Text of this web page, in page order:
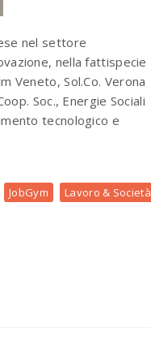
nel settore
nella fattispecie
Veneto, Sol.Co. Verona
Soc., Energie Sociali
tecnologico e
JobGym Lavoro & Società